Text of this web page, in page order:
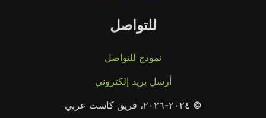
للتواصل
نموذج للتواصل
أرسل بريد إلكتروني
© ٢٠٢٤-٢٠٢٦، فريق كاست عربي